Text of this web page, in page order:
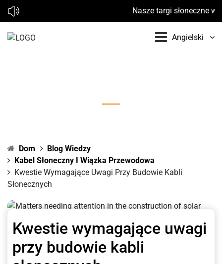
Nasze targi słoneczne
Angielski
Dom
Blog Wiedzy
Kabel Słoneczny I Wiązka Przewodowa
Kwestie Wymagające Uwagi Przy Budowie Kabli
Słonecznych
Kwestie wymagające uwagi
przy budowie kabli